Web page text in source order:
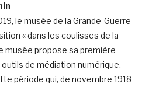
le musée de la Grande-Guerre
« dans les coulisses de la
musée propose sa première
de médiation numérique.
période qui, de novembre 1918